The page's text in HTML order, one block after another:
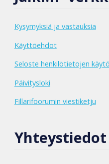
Kysymyksiä ja vastauksia
Käyttöehdot
Seloste henkilötietojen
Päivitysloki
Fillarifoorumin viestiketju
Yhteystiedot